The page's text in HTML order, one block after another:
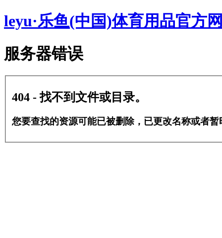
leyu·乐鱼(中国)体育用品官方
服务器错误
404 - 找不到文件或目录。
您要查找的资源可能已被删除，已更改名称或者暂